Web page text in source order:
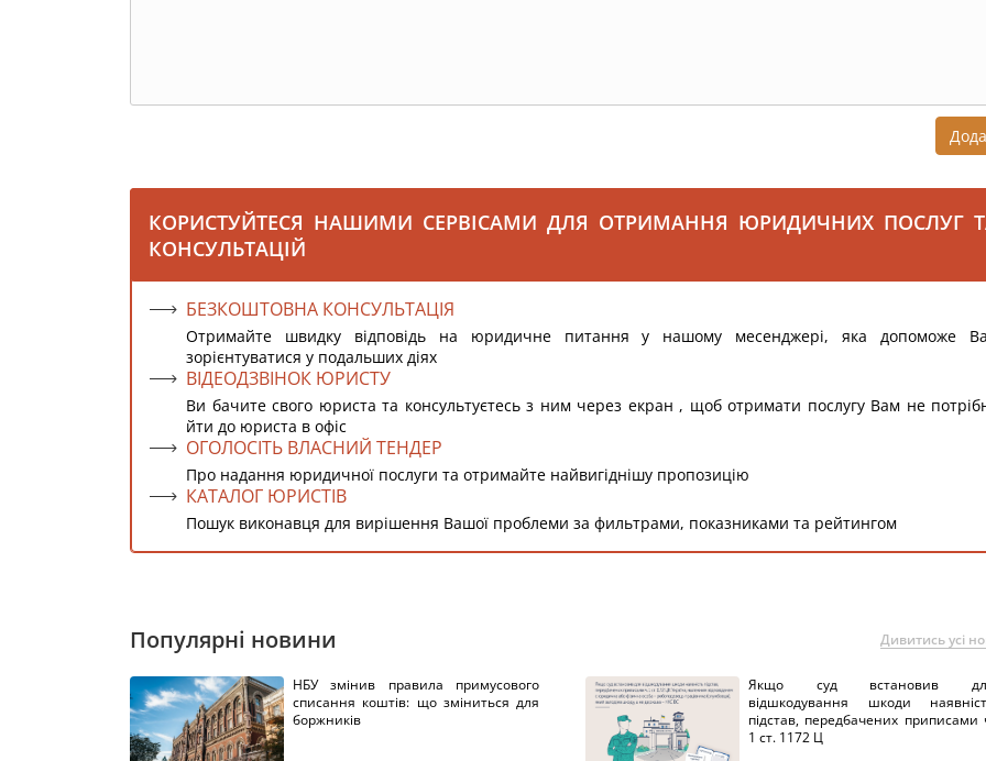
КОРИСТУЙТЕСЯ НАШИМИ СЕРВІСАМИ ДЛЯ ОТРИМАННЯ ЮРИДИЧНИХ ПОСЛУГ
КОНСУЛЬТАЦІЙ
БЕЗКОШТОВНА КОНСУЛЬТАЦІЯ
Отримайте швидку відповідь на юридичне питання у нашому месенджері, яка допоможе
зорієнтуватися у подальших діях
ВІДЕОДЗВІНОК ЮРИСТУ
Ви бачите свого юриста та консультуєтесь з ним через екран , щоб отримати послугу Вам не
йти до юриста в офіс
ОГОЛОСІТЬ ВЛАСНИЙ ТЕНДЕР
Про надання юридичної послуги та отримайте найвигіднішу пропозицію
КАТАЛОГ ЮРИСТІВ
Пошук виконавця для вирішення Вашої проблеми за фильтрами, показниками та рейтингом
Популярні новини Дивитись усі
НБУ змінив правила примусового
списання коштів: що зміниться для
боржників
Якщо суд встановив
відшкодування шкоди
підстав, передбачених приписами
1 ст. 1172 Ц